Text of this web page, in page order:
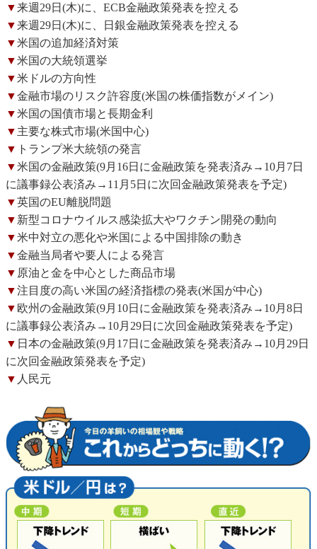
▼来週29日(木)に、ECB金融政策発表を控える
▼来週29日(木)に、日銀金融政策発表を控える
▼米国の追加経済対策
▼米国の大統領選挙
▼米ドルの方向性
▼金融市場のリスク許容度(米国の株価指数がメイン)
▼米国の国債市場と長期金利
▼ 主要な株式市場(米国中心)
▼ トランプ米大統領の発言
▼米国の金融政策(9月16日に金融政策を発表済み→10月7日
に議事録公表済み→11月5日に次回金融政策発表を予定)
▼英国のEU離脱問題
▼ 新型コロナウイルス感染拡大やワクチン開発の動向
▼米中対立の悪化や米国による中国排除の動き
▼金融当局者や要人による発言
▼ 原油と金を中心とした商品市場
▼注目度の高い米国の経済指標の発表(米国が中心)
▼ 欧州の金融政策(9月10日に金融政策を発表済み→10月8日
に議事録公表済み→10月29日に次回金融政策発表を予定)
▼ 日本の金融政策(9月17日に金融政策を発表済み→10月29日
に次回金融政策発表を予定)
▼ 人民元